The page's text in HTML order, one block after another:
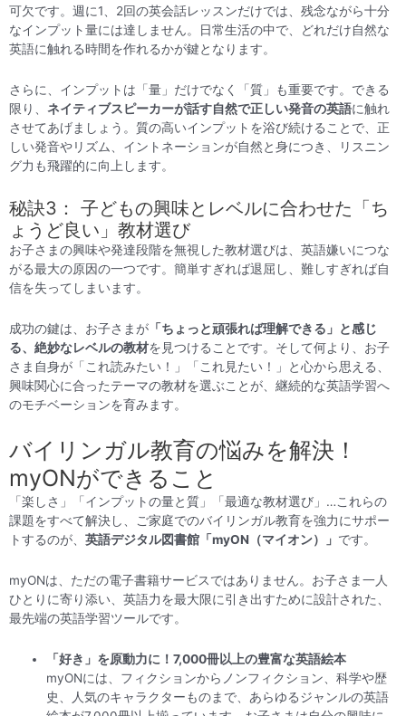
可欠です。週に1、2回の英会話レッスンだけでは、残念ながら十分
なインプット量には達しません。日常生活の中で、どれだけ自然な
英語に触れる時間を作れるかが鍵となります。
さらに、インプットは「量」だけでなく「質」も重要です。できる
限り、 ネイティブスピーカーが話す自然で正しい発音の英語に触れ
させてあげましょう。質の高いインプットを浴び続けることで、正
しい発音やリズム、イントネーションが自然と身につき、リスニン
グ力も飛躍的に向上します。
秘訣3： 子どもの興味とレベルに合わせた「ち
ょうど良い」教材選び
お子さまの興味や発達段階を無視した教材選びは、英語嫌いにつな
がる最大の原因の一つです。簡単すぎれば退屈し、難しすぎれば自
信を失ってしまいます。
成功の鍵は、お子さまが 「ちょっと頑張れば理解できる」と感じ
る、絶妙なレベルの教材を見つけることです。そして何より、お子
さま自身が「これ読みたい！」「これ見たい！」と心から思える、
興味関心に合ったテーマの教材を選ぶことが、継続的な英語学習へ
のモチベーションを育みます。
バイリンガル教育の悩みを解決！
myONができること
「楽しさ」「インプットの量と質」「最適な教材選び」…これらの
課題をすべて解決し、ご家庭でのバイリンガル教育を強力にサポー
トするのが、 英語デジタル図書館「myON（マイオン）」 です。
myONは、ただの電子書籍サービスではありません。お子さま一人
ひとりに寄り添い、英語力を最大限に引き出すために設計された、
最先端の英語学習ツールです。
「好き」を原動力に！7,000冊以上の豊富な英語絵本
myONには、フィクションからノンフィクション、科学や歴
史、人気のキャラクターものまで、あらゆるジャンルの英語